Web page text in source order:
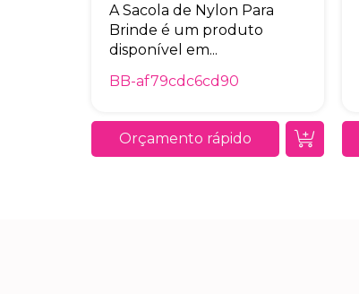
A Sacola de Nylon Para
Brinde é um produto
disponível em...
BB-af79cdc6cd90
Orçamento rápido